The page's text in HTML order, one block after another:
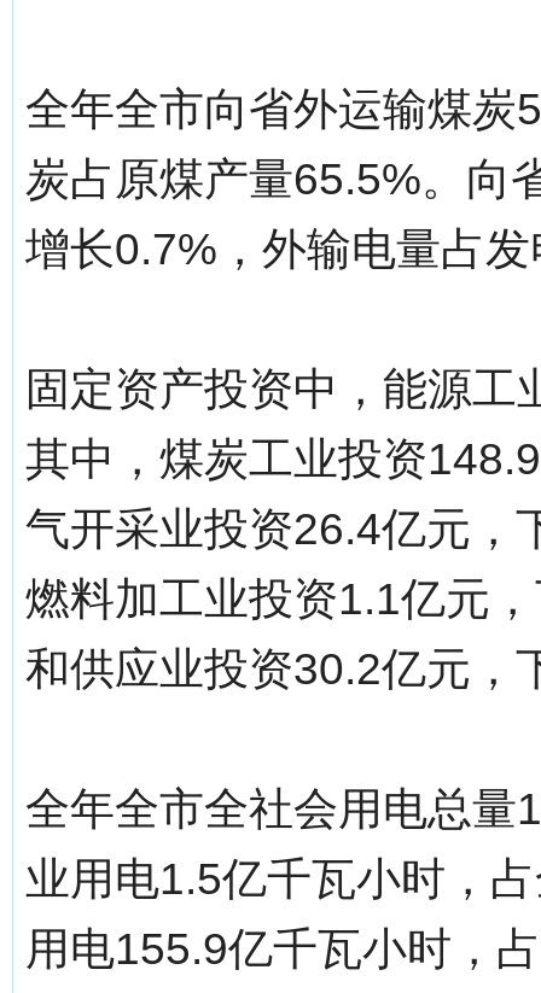
全年全市向省外运输煤炭
炭占原煤产量65.5%。向
增长0.7%，外输电量占
固定资产投资中，能源
其中，煤炭工业投资
气开采业投资26.4亿元，
燃料加工业投资1.1亿元
和供应业投资30.2亿元，
全年全市全社会用电总量
业用电1.5亿千瓦小时，
用电155.9亿千瓦小时，